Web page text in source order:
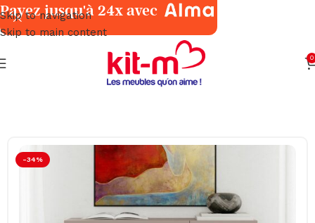
Skip to navigation
Skip to main content
0
Salles à Manger Meubles
-34%
Payez jusqu'à 24x avec